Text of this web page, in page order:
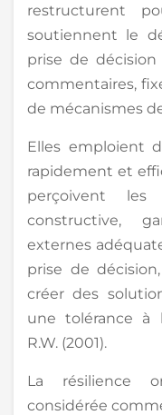
restructurent
soutiennent le
prise de
commentaires,
de mécanismes
Elles emploient
rapidement et
perçoivent les
constructive,
externes
prise de
créer des
une tolérance à
R.W. (2001).
La résilience
considérée